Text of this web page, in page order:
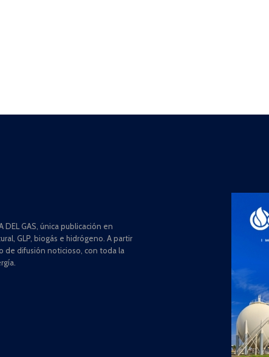
GAS, única publicación en
GLP, biogás e hidrógeno. A partir
de difusión noticioso, con toda la